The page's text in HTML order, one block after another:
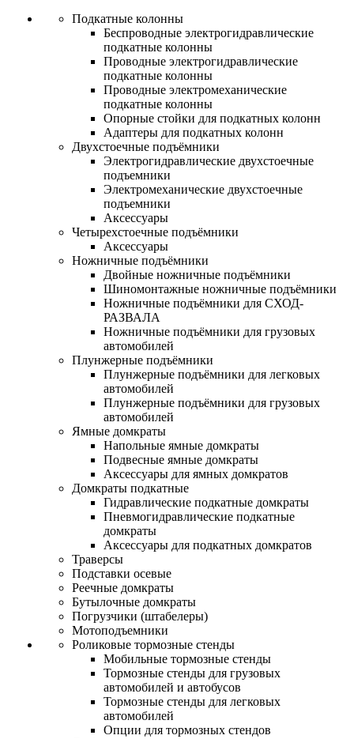
Подкатные колонны
Беспроводные электрогидравлические
подкатные колонны
Проводные электрогидравлические
подкатные колонны
Проводные электромеханические
подкатные колонны
Опорные стойки для подкатных колонн
Адаптеры для подкатных колонн
Двухстоечные подъёмники
Электрогидравлические двухстоечные
подъемники
Электромеханические двухстоечные
подъемники
Аксессуары
Четырехстоечные подъёмники
Аксессуары
Ножничные подъёмники
Двойные ножничные подъёмники
Шиномонтажные ножничные подъёмники
Ножничные подъёмники для СХОД-
РАЗВАЛА
Ножничные подъёмники для грузовых
автомобилей
Плунжерные подъёмники
Плунжерные подъёмники для легковых
автомобилей
Плунжерные подъёмники для грузовых
автомобилей
Ямные домкраты
Напольные ямные домкраты
Подвесные ямные домкраты
Аксессуары для ямных домкратов
Домкраты подкатные
Гидравлические подкатные домкраты
Пневмогидравлические подкатные
домкраты
Аксессуары для подкатных домкратов
Траверсы
Подставки осевые
Реечные домкраты
Бутылочные домкраты
Погрузчики (штабелеры)
Мотоподъемники
Роликовые тормозные стенды
Мобильные тормозные стенды
Тормозные стенды для грузовых
автомобилей и автобусов
Тормозные стенды для легковых
автомобилей
Опции для тормозных стендов